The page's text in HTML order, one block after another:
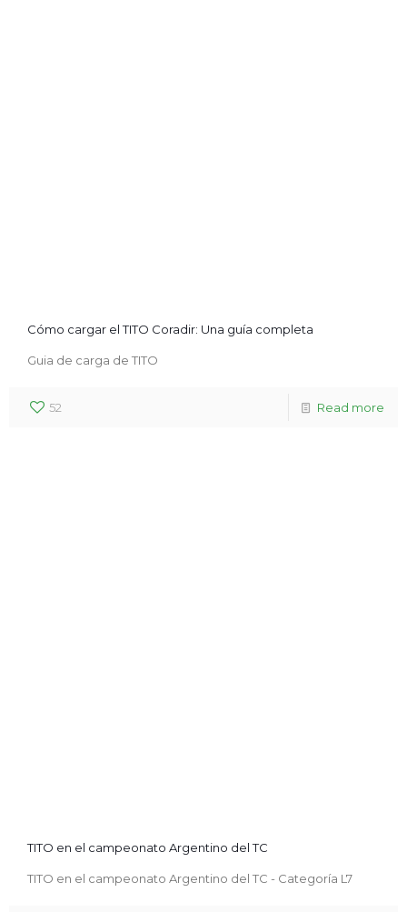
Cómo cargar el TITO Coradir: Una guía completa
Guia de carga de TITO
52 Read more
TITO en el campeonato Argentino del TC
TITO en el campeonato Argentino del TC - Categoría L7